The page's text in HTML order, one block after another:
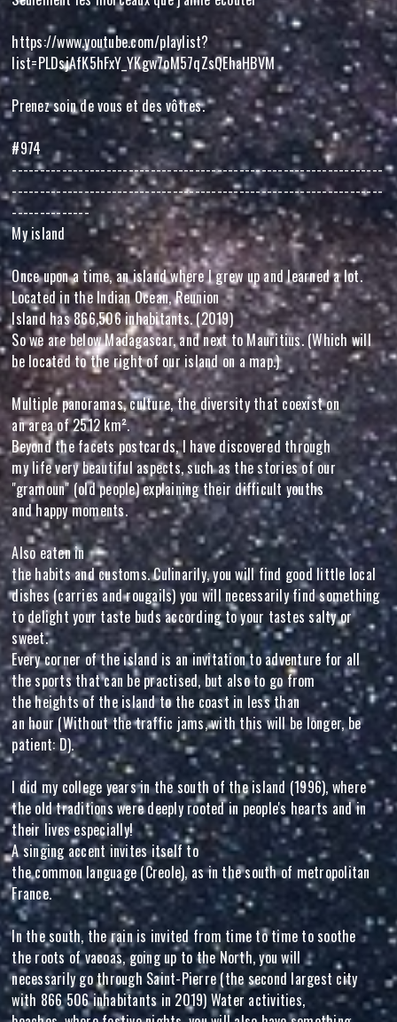
https://www.youtube.com/playlist?
list=PLDsjAfK5hFxY_YKgw7oM57qZsQEhaHBVM
Prenez soin de vous et des vôtres.
#974
-------------------------------------------------------------------
-------------------------------------------------------------------
--------------
My island
Once upon a time, an island where I grew up and learned a lot.
Located in the Indian Ocean, Reunion
Island has 866,506 inhabitants. (2019)
So we are below Madagascar, and next to Mauritius. (Which will
be located to the right of our island on a map.)
Multiple panoramas, culture, the diversity that coexist on
an area of 2512 km².
Beyond the facets postcards, I have discovered through
my life very beautiful aspects, such as the stories of our
"gramoun" (old people) explaining their difficult youths
and happy moments.
Also eaten in
the habits and customs. Culinarily, you will find good little local
dishes (carries and rougails) you will necessarily find something
to delight your taste buds according to your tastes salty or
sweet.
Every corner of the island is an invitation to adventure for all
the sports that can be practised, but also to go from
the heights of the island to the coast in less than
an hour (Without the traffic jams, with this will be longer, be
patient: D).
I did my college years in the south of the island (1996), where
the old traditions were deeply rooted in people's hearts and in
their lives especially!
A singing accent invites itself to
the common language (Creole), as in the south of metropolitan
France.
In the south, the rain is invited from time to time to soothe
the roots of vacoas, going up to the North, you will
necessarily go through Saint-Pierre (the second largest city
with 866 506 inhabitants in 2019) Water activities,